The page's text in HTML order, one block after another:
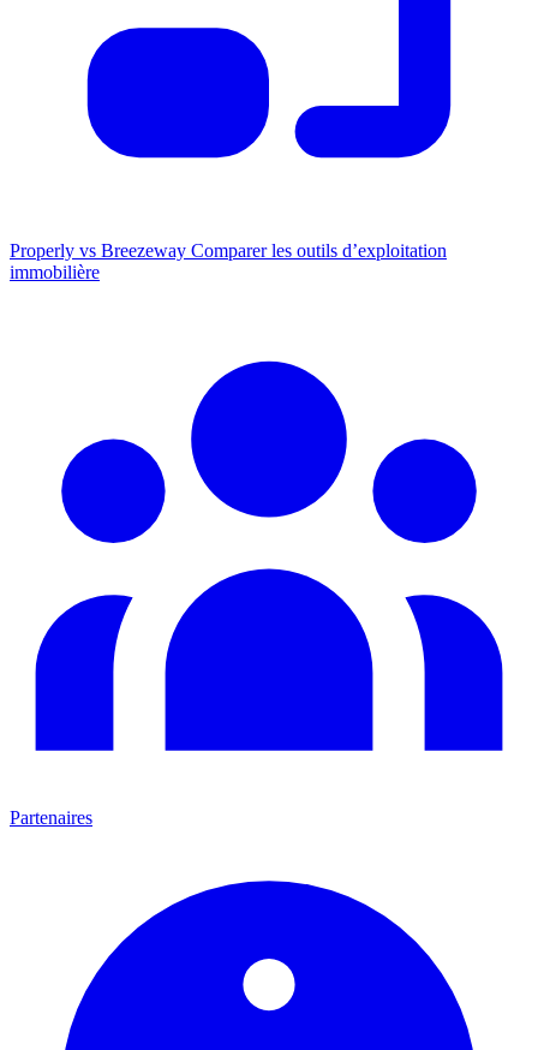
Properly vs Breezeway Comparer les outils d’exploitation
immobilière
Partenaires